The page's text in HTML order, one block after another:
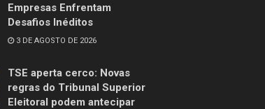
Empresas Enfrentam
Desafios Inéditos
3 DE AGOSTO DE 2026
TSE aperta cerco: Novas
regras do Tribunal Superior
Eleitoral podem antecipar